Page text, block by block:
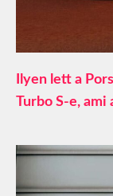
Ilyen lett a
Turbo S-e,